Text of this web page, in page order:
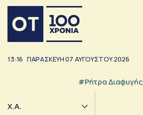
13:16 ΠΑΡΑΣΚΕΥΗ07 ΑΥΓΟΥΣΤΟΥ2026
#ρήτρα Διαφυγής
Χ.Α.